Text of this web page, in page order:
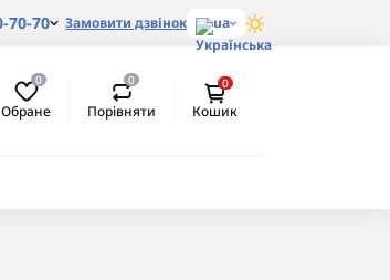
70-70 Замовити дзвінок ua
0
Обране
0
Порівняти
0
Кошик